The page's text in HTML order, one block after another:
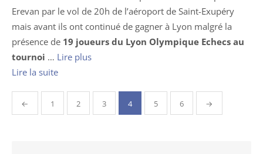
Erevan par le vol de 20h de l’aéroport de Saint-Exupéry
mais avant ils ont continué de gagner à Lyon malgré la
présence de 19 joueurs du Lyon Olympique Echecs au
tournoi … Lire plus
Lire la suite
Pagination
des
← 1 2 3 4 5 6 →